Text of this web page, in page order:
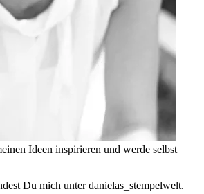
Ideen inspirieren und werde selbst
Du mich unter danielas_stempelwelt.